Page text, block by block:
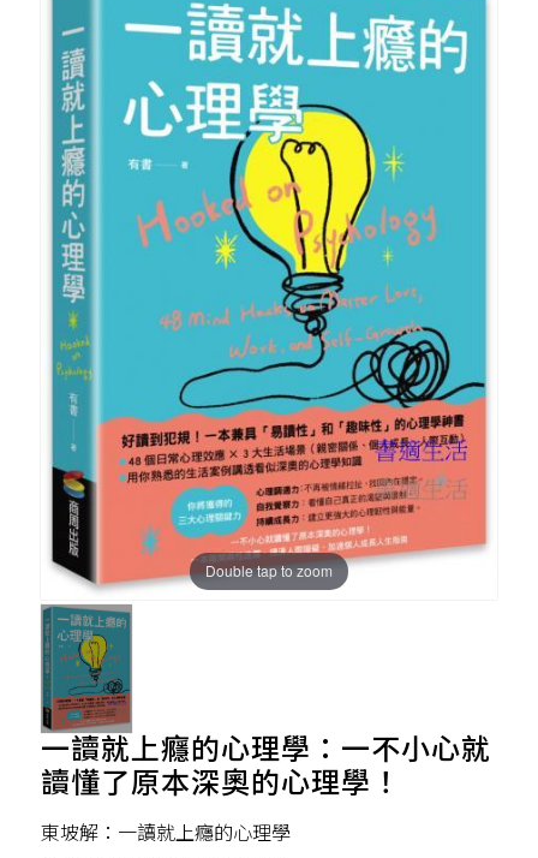
Double tap to zoom
一讀就上癮的心理學：一不小心就
讀懂了原本深奧的心理學！
東坡解：一讀就上癮的心理學